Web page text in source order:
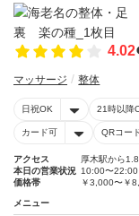
4.02
マッサージ 整体
日祝OK 21時以降
カード可 QRコー
アクセス
厚木駅から
本日の営業状況 10:00〜22:00
価格帯
￥3,000〜￥
メニュー